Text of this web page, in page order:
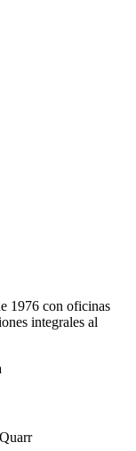
1976 con oficinas
integrales al